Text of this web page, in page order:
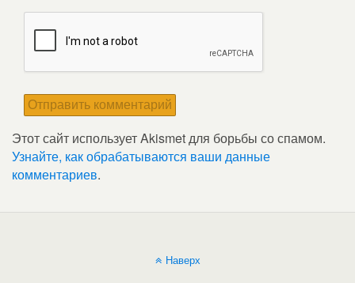
Этот сайт использует Akismet для борьбы со спамом.
Узнайте, как обрабатываются ваши данные
комментариев.
Наверх